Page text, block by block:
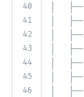
40
41
42
43
44
45
46
│   ├──
│   ├──
│   ├──
│   ├──
│   ├──
│   ├──
│   ├──